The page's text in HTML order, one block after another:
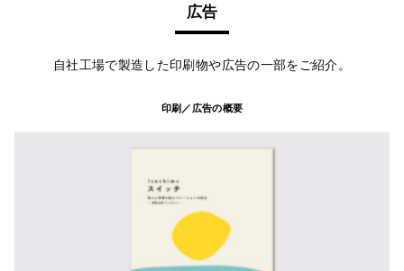
広告
自社工場で製造した印刷物や広告の一部をご紹介。
印刷／広告の概要